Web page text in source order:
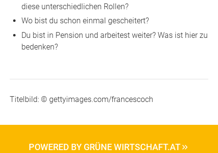
diese unterschiedlichen Rollen?
Wo bist du schon einmal gescheitert?
Du bist in Pension und arbeitest weiter? Was ist hier zu
bedenken?
Titelbild: © gettyimages.com/francescoch
POWERED BY GRÜNE WIRTSCHAFT.AT